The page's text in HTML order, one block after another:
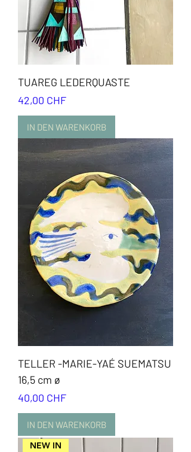
TUAREG LEDERQUASTE
Preis
42,00 CHF
IN DEN WARENKORB
TELLER -MARIE-YAÉ SUEMATSU
16,5 cm ø
Preis
40,00 CHF
IN DEN WARENKORB
NEW IN